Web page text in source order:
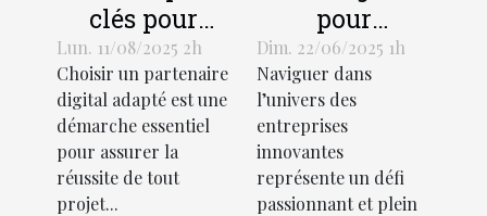
clés pour
choisir
efficacement
son
partenaire
digital
Lun. 11/08/2025 2h
Choisir un partenaire
digital adapté est une
démarche essentiel
pour assurer la
réussite de tout
projet...
pour
optimiser le
succès d'une
entreprise
innovante
Dim. 22/06/2025 1h
Naviguer dans
l’univers des
entreprises
innovantes
représente un défi
passionnant et plein